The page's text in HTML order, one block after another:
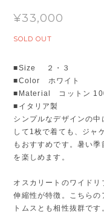
¥33,000
SOLD OUT
■Size ２・３
■Color ホワイト
■Material コットン
■イタリア製
シンプルなデザインの中
して1枚で着ても、ジャ
もおすすめです。暑い
を楽しめます。
オスカリートのワイド
伸縮性が特徴。こちら
トムスとも相性抜群で